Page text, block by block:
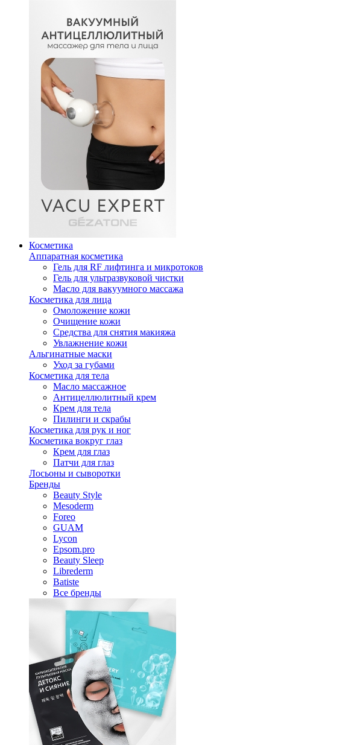
Косметика
Аппаратная косметика
Гель для RF лифтинга и микротоков
Гель для ультразвуковой чистки
Масло для вакуумного массажа
Косметика для лица
Омоложение кожи
Очищение кожи
Средства для снятия макияжа
Увлажнение кожи
Альгинатные маски
Уход за губами
Косметика для тела
Масло массажное
Антицеллюлитный крем
Крем для тела
Пилинги и скрабы
Косметика для рук и ног
Косметика вокруг глаз
Крем для глаз
Патчи для глаз
Лосьоны и сыворотки
Бренды
Beauty Style
Mesoderm
Foreo
GUAM
Lycon
Epsom.pro
Beauty Sleep
Librederm
Batiste
Все бренды